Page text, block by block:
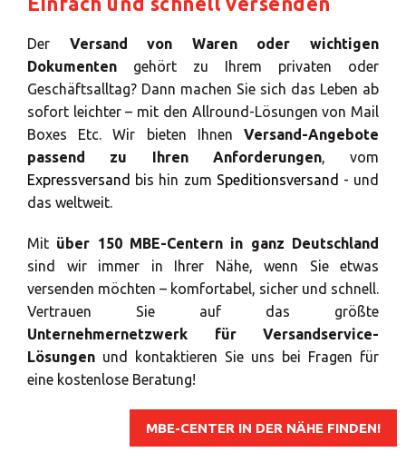
ALLE
LÖSUNGEN
Logistiklösungen
E-Commerce
ALLE
LÖSUNGEN
Drucklösungen
Marketinglösungen
ALLE
LÖSUNGEN
Postservices
ALLE
Der Versand von Waren oder wichtigen
Dokumenten gehört zu Ihrem privaten oder
Geschäftsalltag? Dann machen Sie sich das Leben ab
sofort leichter – mit den Allround-Lösungen von Mail
Boxes Etc. Wir bieten Ihnen Versand-Angebote
passend zu Ihren Anforderungen, vom
Expressversand bis hin zum Speditionsversand - und
das weltweit.
Mit über 150 MBE-Centern in ganz Deutschland
sind wir immer in Ihrer Nähe, wenn Sie etwas
versenden möchten – komfortabel, sicher und schnell.
Vertrauen Sie auf das größte
Unternehmernetzwerk für Versandservice-
Lösungen und kontaktieren Sie uns bei Fragen für
eine kostenlose Beratung!
MBE-CENTER IN DER NÄHE FINDEN!